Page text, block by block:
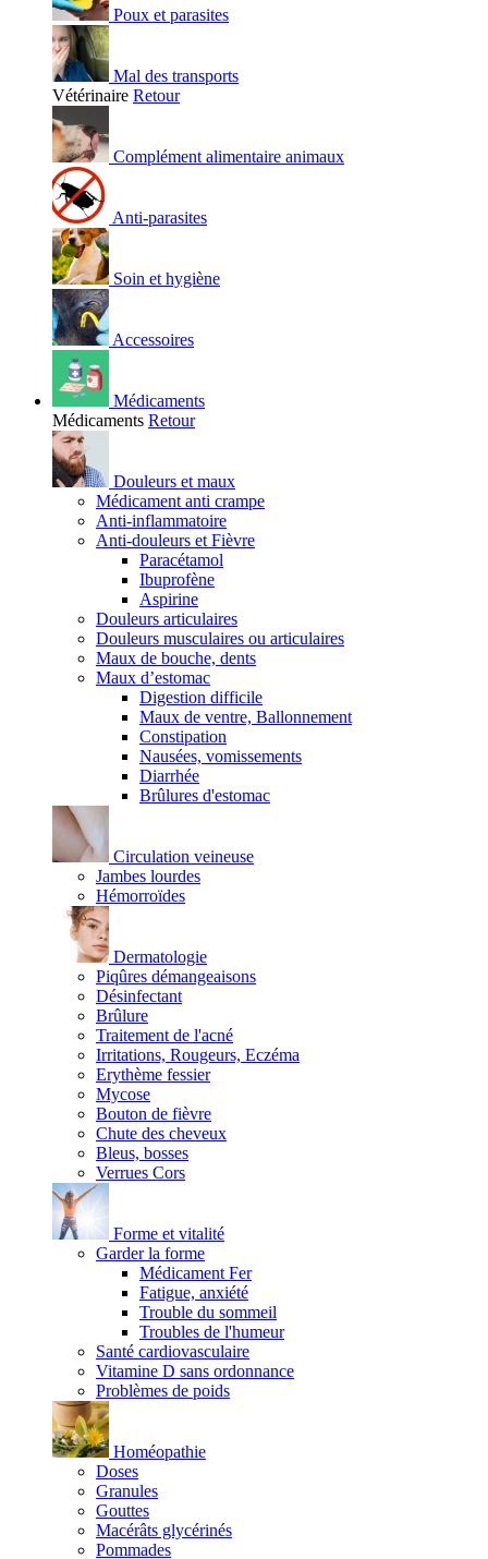
Poux et parasites
Mal des transports
Vétérinaire Retour
Complément alimentaire animaux
Anti-parasites
Soin et hygiène
Accessoires
Médicaments
Médicaments Retour
Douleurs et maux
Médicament anti crampe
Anti-inflammatoire
Anti-douleurs et Fièvre
Paracétamol
Ibuprofène
Aspirine
Douleurs articulaires
Douleurs musculaires ou articulaires
Maux de bouche, dents
Maux d’estomac
Digestion difficile
Maux de ventre, Ballonnement
Constipation
Nausées, vomissements
Diarrhée
Brûlures d'estomac
Circulation veineuse
Jambes lourdes
Hémorroïdes
Dermatologie
Piqûres démangeaisons
Désinfectant
Brûlure
Traitement de l'acné
Irritations, Rougeurs, Eczéma
Erythème fessier
Mycose
Bouton de fièvre
Chute des cheveux
Bleus, bosses
Verrues Cors
Forme et vitalité
Garder la forme
Médicament Fer
Fatigue, anxiété
Trouble du sommeil
Troubles de l'humeur
Santé cardiovasculaire
Vitamine D sans ordonnance
Problèmes de poids
Homéopathie
Doses
Granules
Gouttes
Macérâts glycérinés
Pommades